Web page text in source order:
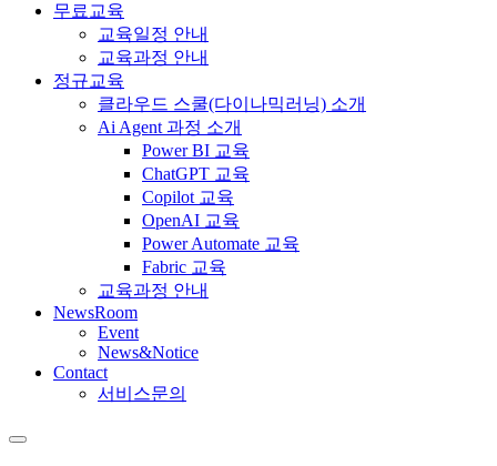
무료교육
교육일정 안내
교육과정 안내
정규교육
클라우드 스쿨(다이나믹러닝) 소개
Ai Agent 과정 소개
Power BI 교육
ChatGPT 교육
Copilot 교육
OpenAI 교육
Power Automate 교육
Fabric 교육
교육과정 안내
NewsRoom
Event
News&Notice
Contact
서비스문의